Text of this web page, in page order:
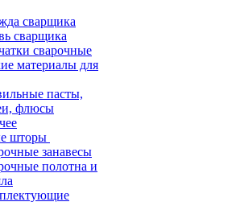
сварщика
сварщика
сварочные
материалы для
пасты,
флюсы
шторы
занавесы
полотна и